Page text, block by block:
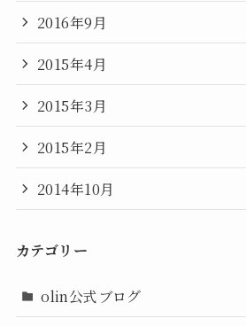
2016年9月
2015年4月
2015年3月
2015年2月
2014年10月
カテゴリー
olin公式ブログ